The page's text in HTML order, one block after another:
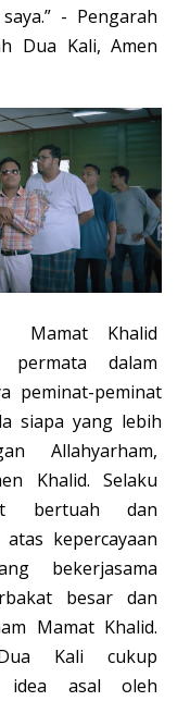
- Pengarah
Dua Kali, Amen
Mamat Khalid
permata dalam
peminat-peminat
siapa yang lebih
Allahyarham,
Khalid. Selaku
bertuah dan
kepercayaan
bekerjasama
besar dan
Mamat Khalid.
Kali cukup
idea asal oleh